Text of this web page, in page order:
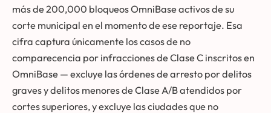
más de 200,000 bloqueos OmniBase activos de su
corte municipal en el momento de ese reportaje. Esa
cifra captura únicamente los casos de no
comparecencia por infracciones de Clase C inscritos en
OmniBase — excluye las órdenes de arresto por delitos
graves y delitos menores de Clase A/B atendidos por
cortes superiores, y excluye las ciudades que no